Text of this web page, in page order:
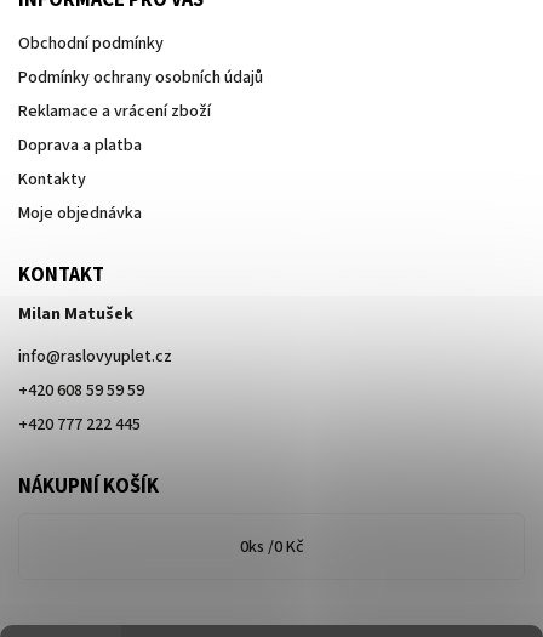
Obchodní podmínky
Podmínky ochrany osobních údajů
Reklamace a vrácení zboží
Doprava a platba
Kontakty
Moje objednávka
KONTAKT
Milan Matušek
info@raslovyuplet.cz
+420 608 59 59 59
+420 777 222 445
NÁKUPNÍ KOŠÍK
0ks /0 Kč